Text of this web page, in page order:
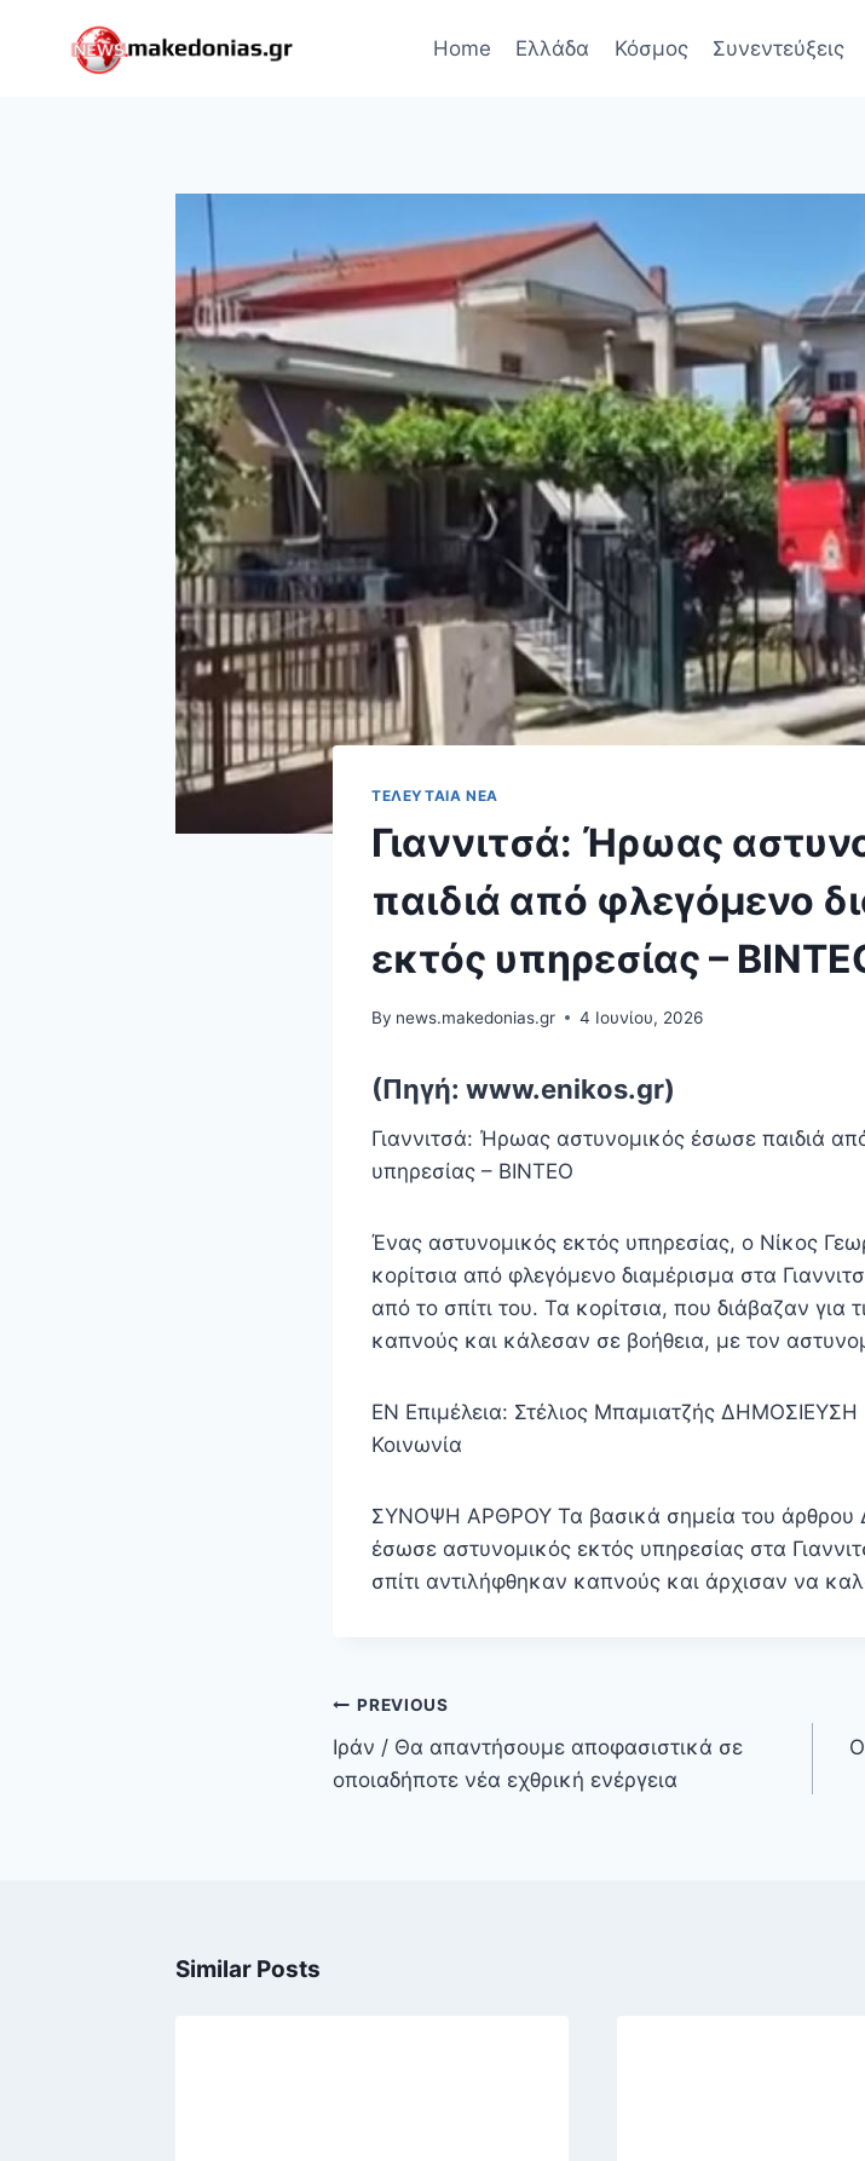
Home Ελλάδα Κόσμος Συνεντεύξεις
ΤΕΛΕΥΤΑΊΑ ΝΈΑ
Γιαννιτσά: Ήρωας
παιδιά από φλεγόμενο
εκτός υπηρεσίας –
By news.makedonias.gr 4 Ιουνίου, 2026
(Πηγή: www.enikos.gr)
Γιαννιτσά: Ήρωας αστυνομικός έσωσε παιδιά
υπηρεσίας – ΒΙΝΤΕΟ
Ένας αστυνομικός εκτός υπηρεσίας, ο Νίκος
κορίτσια από φλεγόμενο διαμέρισμα στα
από το σπίτι του. Τα κορίτσια, που διάβαζαν για
καπνούς και κάλεσαν σε βοήθεια, με τον
EN Επιμέλεια: Στέλιος Μπαμιατζής
Κοινωνία
ΣΥΝΟΨΗ ΑΡΘΡΟΥ Τα βασικά σημεία του άρθρου
έσωσε αστυνομικός εκτός υπηρεσίας στα
σπίτι αντιλήφθηκαν καπνούς και άρχισαν να
Πλοήγηση
άρθρων
PREVIOUS
Ιράν / Θα απαντήσουμε αποφασιστικά σε
οποιαδήποτε νέα εχθρική ενέργεια
Similar Posts